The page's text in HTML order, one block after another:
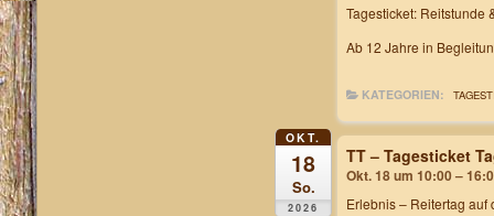
Tagesticket: Reitstunde
Ab 12 Jahre in
KATEGORIEN:
OKT.
18
So.
2026
TT – Tagesticket
Okt. 18 um 10:00 –
Erlebnis – Reitertag auf